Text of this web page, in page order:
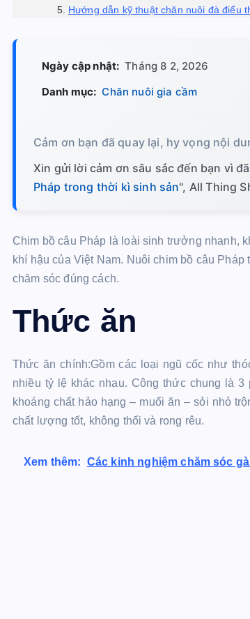
Hướng dẫn kỹ thuật chăn nuôi đà điểu
Ngày cập nhật: Tháng 8 2, 2026
Danh mục: Chăn nuôi gia cầm
Cảm ơn bạn đã quay lại, hy vọng nội
Xin gửi lời cảm ơn sâu sắc đến bạn vì
Pháp trong thời kì sinh sản", All Thing
Chim bồ câu Pháp là loài sinh trưởng nhanh,
khí hậu của Việt Nam. Nuôi chim bồ câu
chăm sóc đúng cách.
Thức ăn
Thức ăn chính:Gồm các loại ngũ cốc như
nhiều tỷ lệ khác nhau. Công thức chung là
khoáng chất hảo hạng – muối ăn – sỏi nhỏ
chất lượng tốt, không thối và rong rêu.
Xem thêm: Các kinh nghiệm chăm sóc